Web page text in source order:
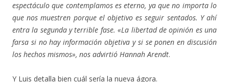
espectáculo que contemplamos es eterno, ya que no importa lo
que nos muestren porque el objetivo es seguir sentados. Y ahí
entra la segunda y terrible fase. «La libertad de opinión es una
farsa si no hay información objetiva y si se ponen en discusión
los hechos mismos», nos advirtió Hannah Arendt.
Y Luis detalla bien cuál sería la nueva ágora.